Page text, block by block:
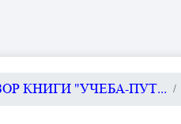
КНИГИ "УЧЕБА-ПУТ...